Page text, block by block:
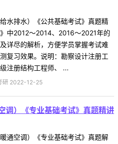
水排水）《公共基础考试》真题精
中2012～2014、2016～2021年的
详尽的解析，方便学员掌握考试难
复习效果。说明：勘察设计注册工
注册结构工程师、 ...
研 2022-12-25
调）《专业基础考试》真题精讲
通空调）《专业基础考试》真题解